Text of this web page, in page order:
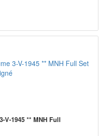
V-1945 ** MNH Full